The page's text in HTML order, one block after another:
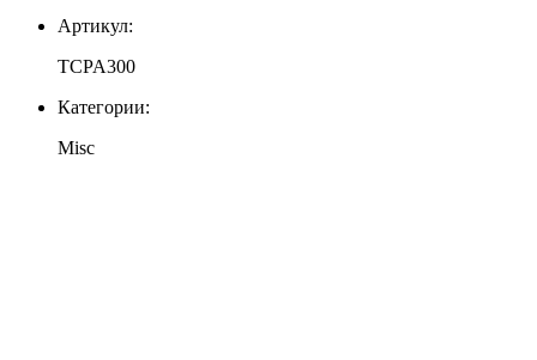
Артикул:
TCPA300
Категории:
Misc